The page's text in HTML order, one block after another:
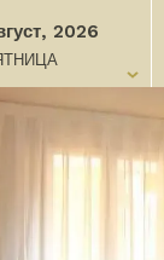
2026
2026